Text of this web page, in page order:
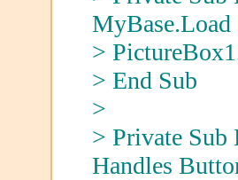
MyBase.Load
>
> End Sub
>
> Private Sub
Handles